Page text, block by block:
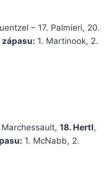
– 17. Palmieri, 20.
1. Martinook, 2.
18. Hertl,
1. McNabb, 2.